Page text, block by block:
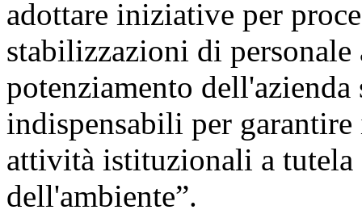
adottare iniziative per
stabilizzazioni di
potenziamento
indispensabili per
attività istituzionali a tutela
dell'ambiente”.